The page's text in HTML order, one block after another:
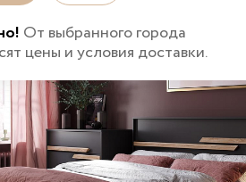
От выбранного города
цены и условия доставки.